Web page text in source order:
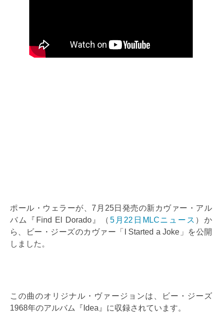
ポール・ウェラーが、7月25日発売の新カヴァー・アル
バム『Find El Dorado』（ 5月22日MLCニュース ）か
ら、ビー・ジーズのカヴァー「I Started a Joke」を公開
しました。
この曲のオリジナル・ヴァージョンは、ビー・ジーズ
1968年のアルバム『Idea』に収録されています。